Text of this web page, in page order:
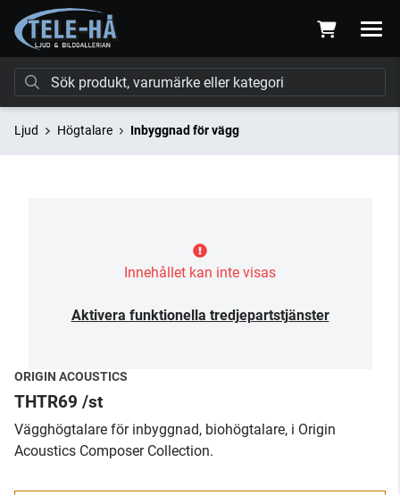
Ljud Högtalare Inbyggnad för vägg
Innehållet kan inte visas
Aktivera funktionella tredjepartstjänster
ORIGIN ACOUSTICS
THTR69 /st
​Vägghögtalare för inbyggnad, biohögtalare, i Origin
Acoustics Composer Collection.